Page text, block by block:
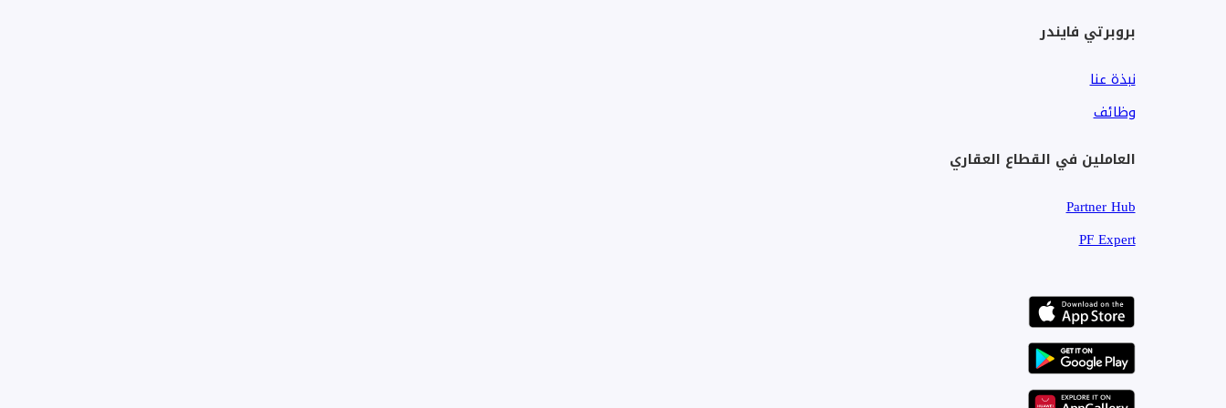
بروبرتي فايندر
نبذة عنا
وظائف
العاملين في القطاع العقاري
Partner Hub
PF Expert